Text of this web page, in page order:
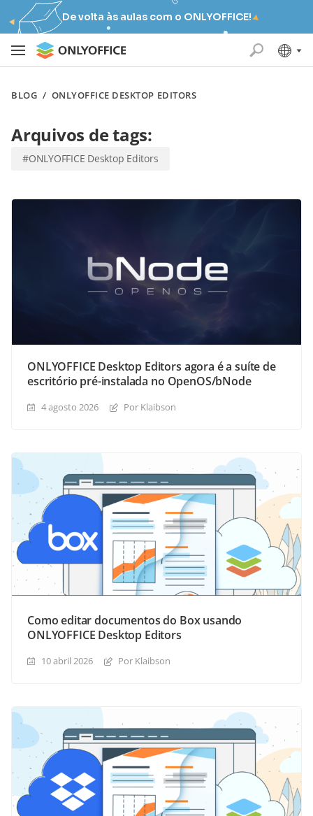
De volta às aulas com o ONLYOFFICE!
BLOG / ONLYOFFICE DESKTOP EDITORS
Arquivos de tags:
#ONLYOFFICE Desktop Editors
ONLYOFFICE Desktop Editors agora é a suíte de
escritório pré-instalada no OpenOS/bNode
4 agosto 2026 Por Klaibson
Como editar documentos do Box usando
ONLYOFFICE Desktop Editors
10 abril 2026 Por Klaibson